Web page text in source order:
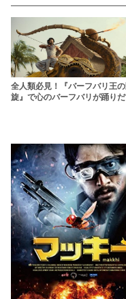
全人類必見！『バーフバリ王
旋』で心のバーフバリが踊りだ